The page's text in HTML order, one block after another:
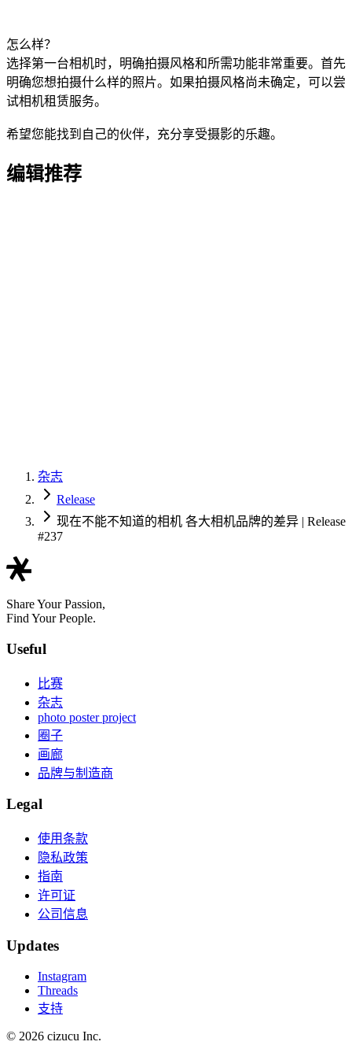
怎么样？
选择第一台相机时，明确拍摄风格和所需功能非常重要。首先
明确您想拍摄什么样的照片。如果拍摄风格尚未确定，可以尝
试相机租赁服务。
希望您能找到自己的伙伴，充分享受摄影的乐趣。
编辑推荐
杂志
Release
现在不能不知道的相机 各大相机品牌的差异 | Release
#237
Share Your Passion,
Find Your People.
Useful
比赛
杂志
photo poster project
圈子
画廊
品牌与制造商
Legal
使用条款
隐私政策
指南
许可证
公司信息
Updates
Instagram
Threads
支持
© 2026 cizucu Inc.